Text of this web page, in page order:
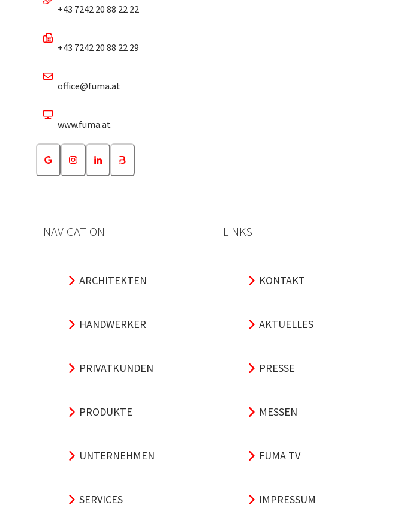
+43 7242 20 88 22 22
+43 7242 20 88 22 29
office@fuma.at
www.fuma.at
NAVIGATION
ARCHITEKTEN
HANDWERKER
PRIVATKUNDEN
PRODUKTE
UNTERNEHMEN
SERVICES
LINKS
KONTAKT
AKTUELLES
PRESSE
MESSEN
FUMA TV
IMPRESSUM